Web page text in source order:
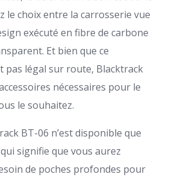
le choix entre la carrosserie vue
exécuté en fibre de carbone
Et bien que ce
pas légal sur route, Blacktrack
nécessaires pour le
le souhaitez.
BT-06 n’est disponible que
signifie que vous aurez
de poches profondes pour